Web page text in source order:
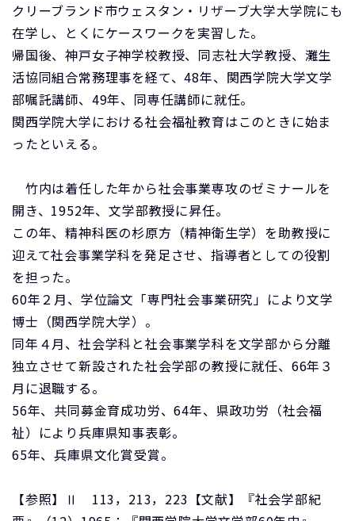
クリーブランド市ウェスタン・リザーブ大学大学院にも
在学し、とくにケースワークを実習した。
帰国後、神戸女子神学校教授、同志社大学教授、灘生
活協同組合常務理事を経て、48年、関西学院大学文学
部嘱託講師、49年、同専任講師に就任。
関西学院大学における社会福祉教育はこのときに始ま
ったといえる。
竹内は着任した年から社会事業専攻のゼミナールを
開き、1952年、文学部教授に昇任。
この年、精神科医の杉原方（精神衛生学）を助教授に
迎えて社会事業学科を発足させ、指導者としての役割
を担った。
60年２月、学位論文「専門社会事業研究」により文学
博士（関西学院大学）。
同年４月、社会学科と社会事業学科を文学部から分離
独立させて新設された社会学部の教授に就任、66年３
月に退職する。
56年、共同募金育成功労、64年、県政功労（社会福
祉）により兵庫県知事表彰。
65年、兵庫県文化賞受賞。
【参照】Ⅱ 113，213，223【文献】『社会学部紀